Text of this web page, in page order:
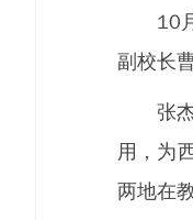
10月
副校长
张杰
用，为
两地在